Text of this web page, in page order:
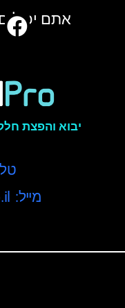
אתם
יבוא והפצת
מייל: info@speed-pro.co.il